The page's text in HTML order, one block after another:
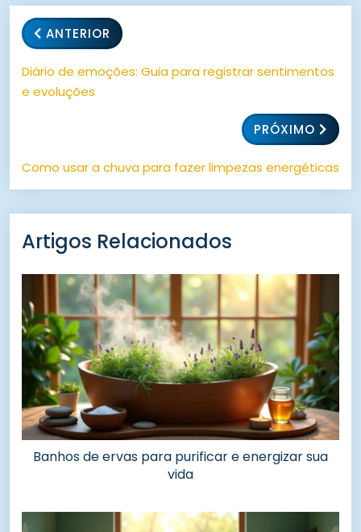
ANTERIOR
Diário de emoções: Guia para registrar sentimentos
e evoluções
PRÓXIMO
Como usar a chuva para fazer limpezas energéticas
Artigos Relacionados
Banhos de ervas para purificar e energizar sua
vida